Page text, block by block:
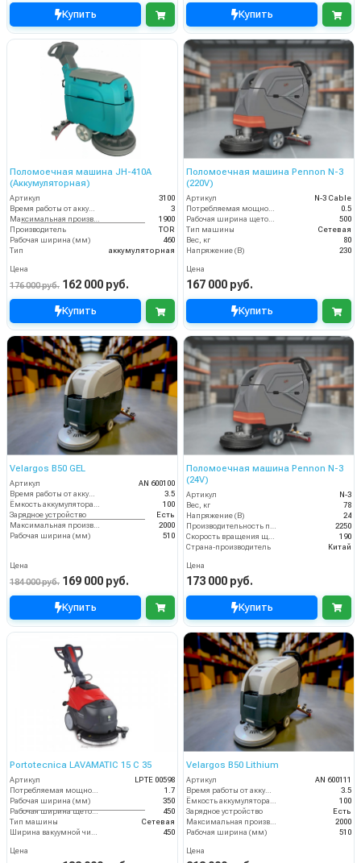
Купить Купить
Поломоечная машина JH-410A
(Аккумуляторная)
Артикул
3100
Время работы от аккумуляторов (ч)
3
Максимальная производительность (кв.м/час)
1900
Производитель
TOR
Рабочая ширина (мм)
460
Тип
аккумуляторная
Цена
176 000 руб. 162 000 руб.
Купить
Поломоечная машина Pennon N-3
(220V)
Артикул
N-3 Cable
Потребляемая мощность (кВт)
0.5
Рабочая ширина щеток (мм)
500
Тип машины
Сетевая
Вес, кг
80
Напряжение (В)
230
Цена
167 000 руб.
Купить
Velargos B50 GEL
Артикул
AN 600100
Время работы от аккумуляторов (ч)
3.5
100
Зарядное устройство
Есть
2000
Рабочая ширина (мм)
510
Цена
184 000 руб. 169 000 руб.
Купить
Поломоечная машина Pennon N-3
(24V)
Артикул
N-3
Вес, кг
78
Напряжение (В)
24
2250
190
Страна-производитель
Китай
Цена
173 000 руб.
Купить
Portotecnica LAVAMATIC 15 C 35
Артикул
LPTE 00598
1.7
Рабочая ширина (мм)
350
Рабочая ширина щеток (мм)
450
Тип машины
Сетевая
450
Цена
Velargos B50 Lithium
Артикул
AN 600111
Время работы от аккумуляторов (ч)
3.5
100
Зарядное устройство
Есть
2000
Рабочая ширина (мм)
510
Цена